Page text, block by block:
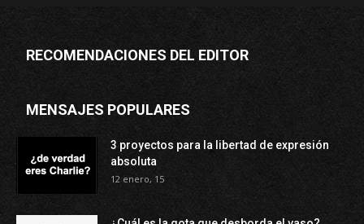
RECOMENDACIONES DEL EDITOR
MENSAJES POPULARES
3 proyectos para la libertad de expresión
absoluta
12 enero, 15